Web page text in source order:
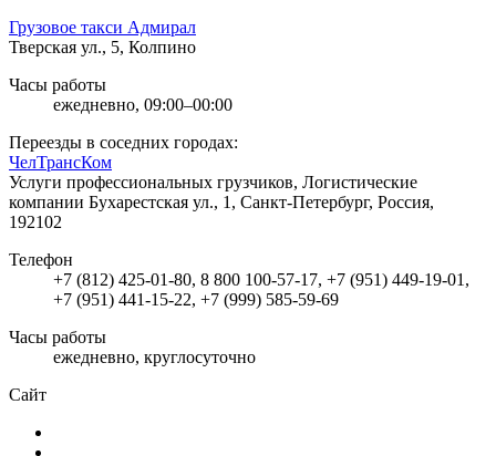
Грузовое такси Адмирал
Тверская ул., 5, Колпино
Часы работы
ежедневно, 09:00–00:00
Переезды в соседних городах:
ЧелТрансКом
Услуги профессиональных грузчиков, Логистические
компании Бухарестская ул., 1, Санкт-Петербург, Россия,
192102
Телефон
+7 (812) 425-01-80, 8 800 100-57-17, +7 (951) 449-19-01,
+7 (951) 441-15-22, +7 (999) 585-59-69
Часы работы
ежедневно, круглосуточно
Сайт